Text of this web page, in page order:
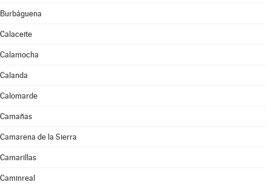
Burbáguena
Calaceite
Calamocha
Calanda
Calomarde
Camañas
Camarena de la Sierra
Camarillas
Caminreal